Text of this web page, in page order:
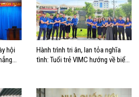
hội
Hành trình tri ân, lan tỏa nghĩa
tình: Tuổi trẻ VIMC hướng về biển